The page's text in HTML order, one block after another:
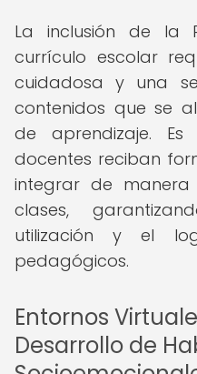
La inclusión de la
currículo escolar
cuidadosa y una
contenidos que se
de aprendizaje.
docentes reciban
integrar de
clases,
utilización y el
pedagógicos.
Entornos
Desarrollo de